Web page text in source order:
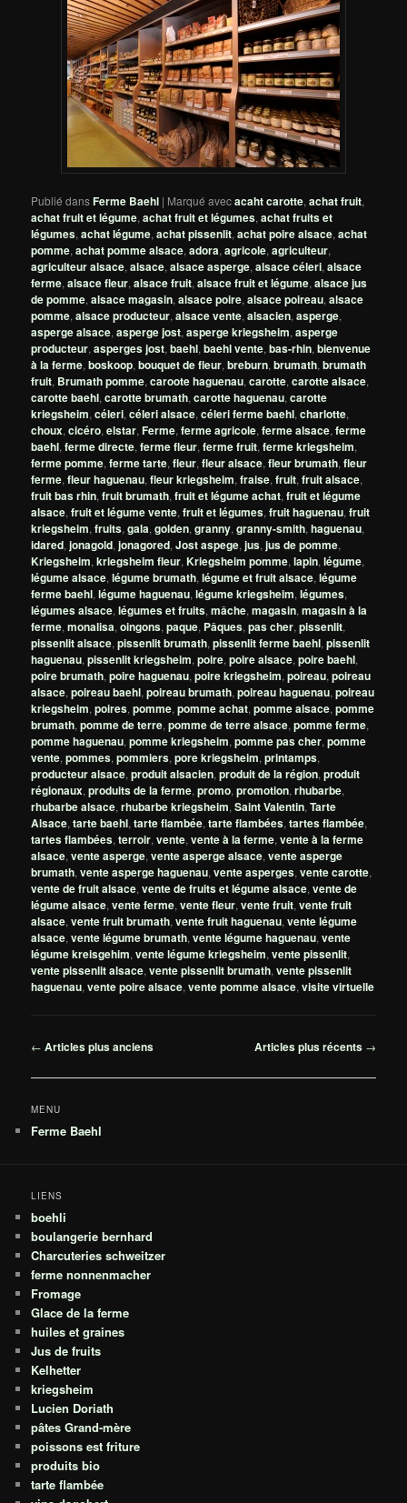
Publié dansFerme Baehl | Marqué avecacaht carotte,achat fruit,
achat fruit et légume,achat fruit et légumes,achat fruits et
légumes,achat légume,achat pissenlit,achat poire alsace,achat
pomme,achat pomme alsace,adora,agricole,agriculteur,
agriculteur alsace,alsace,alsace asperge,alsace céleri,alsace
ferme,alsace fleur,alsace fruit,alsace fruit et légume,alsace jus
de pomme,alsace magasin,alsace poire,alsace poireau,alsace
pomme,alsace producteur,alsace vente,alsacien,asperge,
asperge alsace,asperge jost,asperge kriegsheim,asperge
producteur,asperges jost,baehl,baehl vente,bas-rhin,bienvenue
à la ferme,boskoop,bouquet de fleur,breburn,brumath,brumath
fruit, Brumath pomme,caroote haguenau,carotte,carotte alsace,
carotte baehl,carotte brumath,carotte haguenau,carotte
kriegsheim,céleri,céleri alsace,céleri ferme baehl,charlotte,
choux,cicéro,elstar,Ferme,ferme agricole,ferme alsace,ferme
baehl,ferme directe,ferme fleur,ferme fruit,ferme kriegsheim,
ferme pomme,ferme tarte,fleur,fleur alsace,fleur brumath,fleur
ferme,fleur haguenau,fleur kriegsheim,fraise,fruit,fruit alsace,
fruit bas rhin,fruit brumath,fruit et légume achat,fruit et légume
alsace,fruit et légume vente,fruit et légumes,fruit haguenau,fruit
kriegsheim,fruits,gala,golden,granny,granny-smith,haguenau,
idared,jonagold,jonagored,Jost aspege,jus,jus de pomme,
Kriegsheim,kriegsheim fleur,Kriegsheim pomme,lapin,légume,
légume alsace,légume brumath,légume et fruit alsace,légume
ferme baehl,légume haguenau,légume kriegsheim,légumes,
légumes alsace,légumes et fruits,mâche,magasin,magasin à la
ferme,monalisa,oingons,paque, Pâques,pas cher,pissenlit,
pissenlit alsace,pissenlit brumath,pissenlit ferme baehl,pissenlit
haguenau,pissenlit kriegsheim,poire,poire alsace,poire baehl,
poire brumath,poire haguenau,poire kriegsheim,poireau,poireau
alsace,poireau baehl,poireau brumath,poireau haguenau,poireau
kriegsheim,poires,pomme,pomme achat,pomme alsace,pomme
brumath,pomme de terre,pomme de terre alsace,pomme ferme,
pomme haguenau,pomme kriegsheim,pomme pas cher,pomme
vente,pommes,pommiers,pore kriegsheim,printamps,
producteur alsace,produit alsacien,produit de la région,produit
régionaux,produits de la ferme,promo,promotion,rhubarbe,
rhubarbe alsace,rhubarbe kriegsheim,Saint Valentin,Tarte
Alsace,tarte baehl,tarte flambée,tarte flambées,tartes flambée,
tartes flambées,terroir,vente,vente à la ferme,vente à la ferme
alsace,vente asperge,vente asperge alsace,vente asperge
brumath,vente asperge haguenau,vente asperges,vente carotte,
vente de fruit alsace,vente de fruits et légume alsace,vente de
légume alsace,vente ferme,vente fleur,vente fruit,vente fruit
alsace,vente fruit brumath,vente fruit haguenau,vente légume
alsace,vente légume brumath,vente légume haguenau,vente
légume kreisgehim,vente légume kriegsheim,vente pissenlit,
vente pissenlit alsace,vente pissenlit brumath,vente pissenlit
haguenau,vente poire alsace,vente pomme alsace,visite virtuelle
Navigation
articles
← Articles plus anciens Articles plus récents →
MENU
Ferme Baehl
LIENS
boehli
boulangerie bernhard
Charcuteries schweitzer
ferme nonnenmacher
Fromage
Glace de la ferme
huiles et graines
Jus de fruits
Kelhetter
kriegsheim
Lucien Doriath
pâtes Grand-mère
poissons est friture
produits bio
tarte flambée